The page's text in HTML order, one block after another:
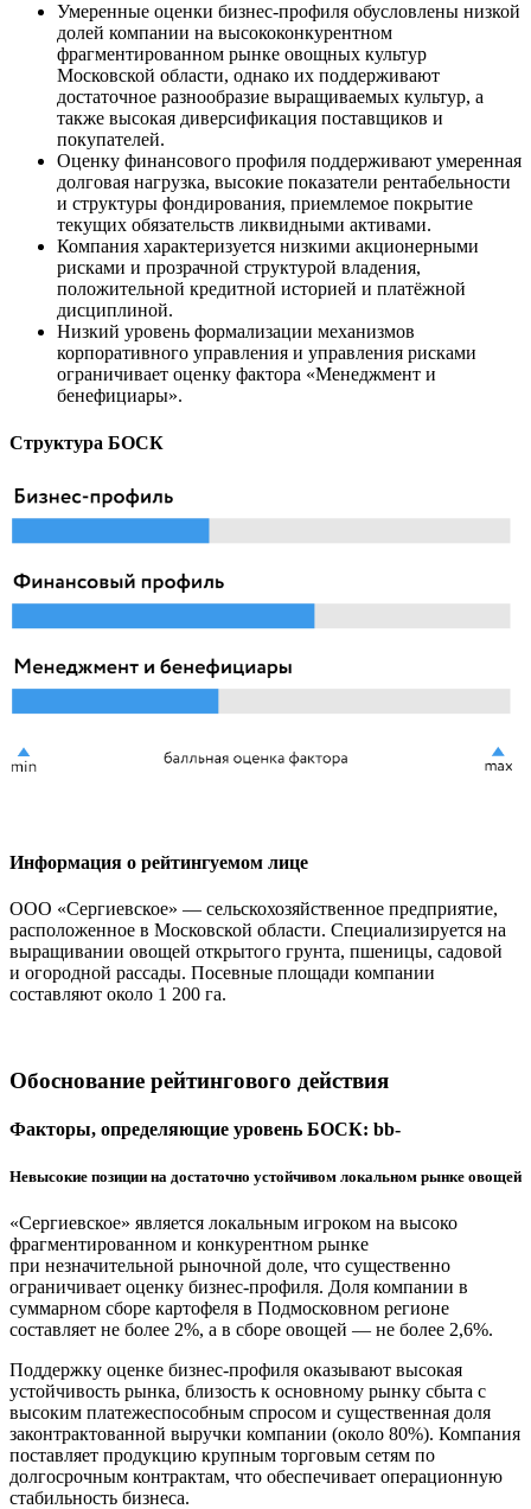
Умеренные оценки бизнес-профиля обусловлены низкой
долей компании на высококонкурентном
фрагментированном рынке овощных культур
Московской области, однако их поддерживают
достаточное разнообразие выращиваемых культур, а
также высокая диверсификация поставщиков и
покупателей.
Оценку финансового профиля поддерживают умеренная
долговая нагрузка, высокие показатели рентабельности
и структуры фондирования, приемлемое покрытие
текущих обязательств ликвидными активами.
Компания характеризуется низкими акционерными
рисками и прозрачной структурой владения,
положительной кредитной историей и платёжной
дисциплиной.
Низкий уровень формализации механизмов
корпоративного управления и управления рисками
ограничивает оценку фактора «Менеджмент и
бенефициары».
Структура БОСК
Информация о рейтингуемом лице
ООО «Сергиевское» — сельскохозяйственное предприятие,
расположенное в Московской области. Специализируется на
выращивании овощей открытого грунта, пшеницы, садовой
и огородной рассады. Посевные площади компании
составляют около 1 200 га.
Обоснование рейтингового действия
Факторы, определяющие уровень БОСК: bb-
Невысокие позиции на достаточно устойчивом локальном рынке овощей
«Сергиевское» является локальным игроком на высоко
фрагментированном и конкурентном рынке
при незначительной рыночной доле, что существенно
ограничивает оценку бизнес-профиля. Доля компании в
суммарном сборе картофеля в Подмосковном регионе
составляет не более 2%, а в сборе овощей — не более 2,6%.
Поддержку оценке бизнес-профиля оказывают высокая
устойчивость рынка, близость к основному рынку сбыта с
высоким платежеспособным спросом и существенная доля
законтрактованной выручки компании (около 80%). Компания
поставляет продукцию крупным торговым сетям по
долгосрочным контрактам, что обеспечивает операционную
стабильность бизнеса.